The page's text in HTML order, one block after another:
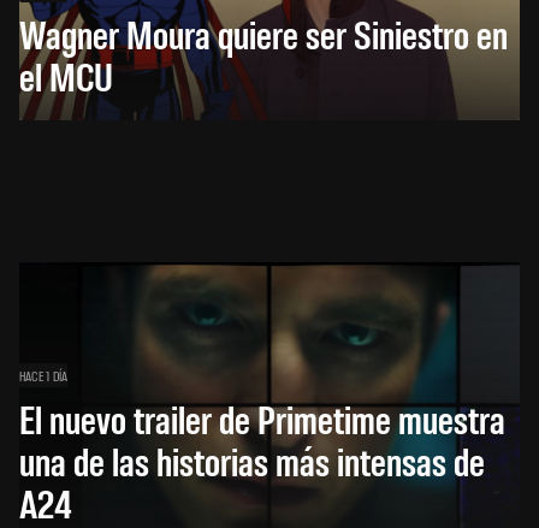
Wagner Moura quiere ser Siniestro en
el MCU
HACE 1 DÍA
El nuevo trailer de Primetime muestra
una de las historias más intensas de
A24